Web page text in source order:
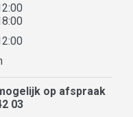
op afspraak
03